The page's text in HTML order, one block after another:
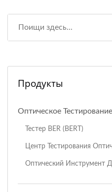
Продукты
Оптическое
Тестер BER (BERT)
Центр Тестирования
Оптический Инструмент